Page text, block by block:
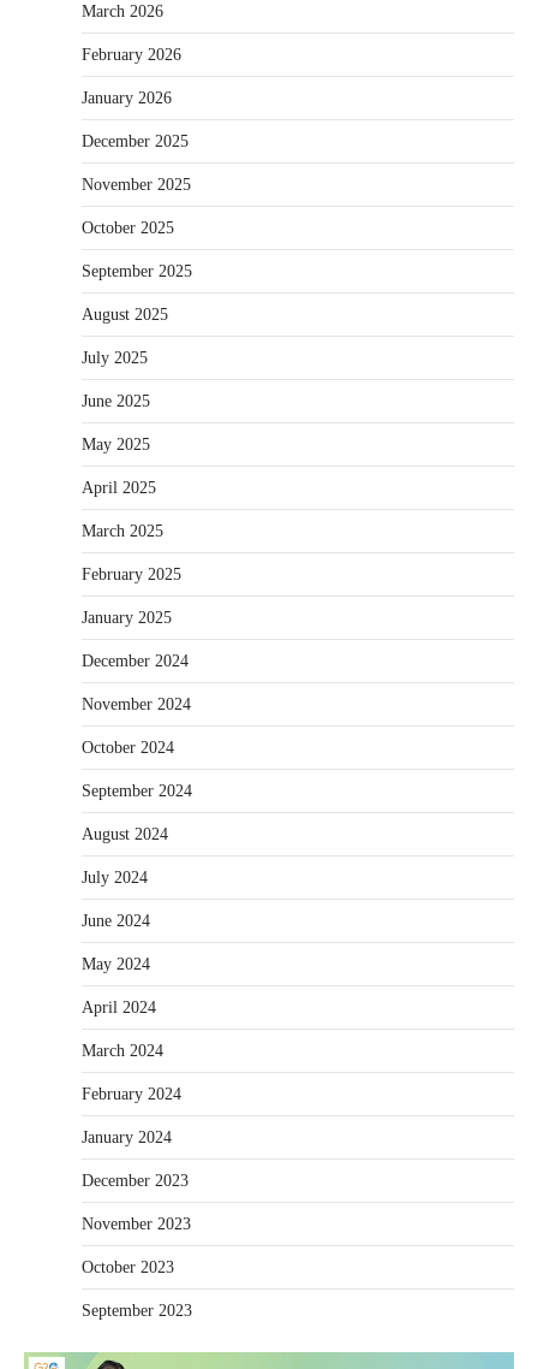
March 2026
February 2026
January 2026
December 2025
November 2025
October 2025
September 2025
August 2025
July 2025
June 2025
May 2025
April 2025
March 2025
February 2025
January 2025
December 2024
November 2024
October 2024
September 2024
August 2024
July 2024
June 2024
May 2024
April 2024
March 2024
February 2024
January 2024
December 2023
November 2023
October 2023
September 2023